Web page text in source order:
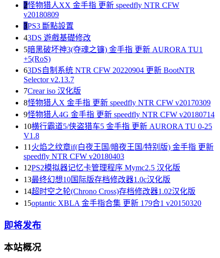
2怪物猎人XX 金手指 更新 speedfly NTR CFW
v20180809
3PS3 斷點設置
43DS 遊戲基礎修改
5暗黑破坏神3(夺魂之镰) 金手指 更新 AURORA TU1
+5(RoS)
63DS自制系统 NTR CFW 20220904 更新 BootNTR
Selector v2.13.7
7Crear iso 汉化版
8怪物猎人X 金手指 更新 speedfly NTR CFW v20170309
9怪物猎人4G 金手指 更新 speedfly NTR CFW v20180714
10横行霸道5/侠盗猎车5 金手指 更新 AURORA TU 0-25
V1.8
11 火焰之纹章if(白夜王国/暗夜王国/特别版) 金手指 更新
speedfly NTR CFW v20180403
12PS2模拟器记忆卡管理程序 Mymc2.5 汉化版
13最终幻想10国际版存档修改器1.0c汉化版
14超时空之轮(Chrono Cross)存档修改器1.02汉化版
15optantic XBLA 金手指合集 更新 179合1 v20150320
即将发布
本站概况